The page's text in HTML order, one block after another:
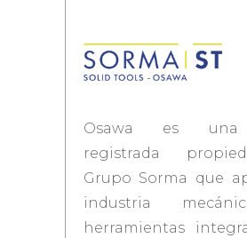
Osawa es una
registrada
Grupo Sorma que
industria
herramientas